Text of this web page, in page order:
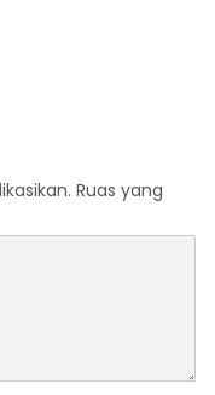
Ruas yang